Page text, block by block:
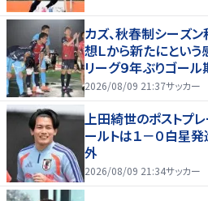
カズ、秋春制シーズ
想Ｌから新たにという
リーグ９年ぶりゴー
2026/08/09 21:37サッカー
上田綺世のポストプ
ールトは１－０白星
外
2026/08/09 21:34サッカー